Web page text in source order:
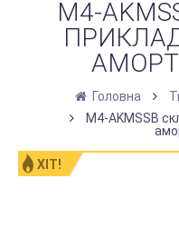
M4-
Головна
M4-AKMSSB
ХІТ!